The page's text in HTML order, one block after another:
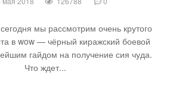
мы рассмотрим очень крутого
в wow — чёрный киражский боевой
гайдом на получение сия чуда.
Что ждет...